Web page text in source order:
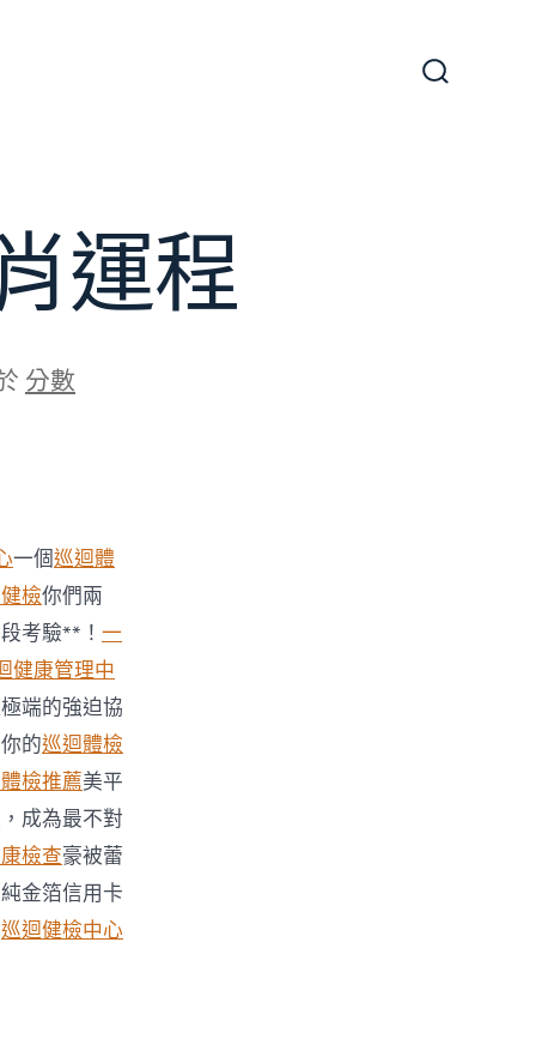
運程
分數
一個巡迴體
檢你們兩
考驗**！ 一
健康管理中
端的強迫協
的巡迴體檢
檢推薦美平
成為最不對
檢查豪被蕾
金箔信用卡
巡迴健檢中心